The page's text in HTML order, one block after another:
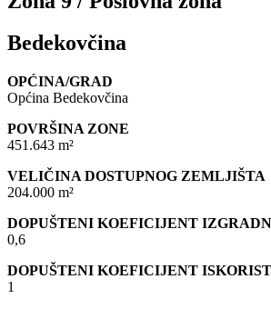
Bedekovčina
OPĆINA/GRAD
Općina Bedekovčina
POVRŠINA ZONE
451.643 m²
VELIČINA DOSTUPNOG ZEMLJIŠTA
204.000 m²
DOPUŠTENI KOEFICIJENT
0,6
DOPUŠTENI KOEFICIJENT
1